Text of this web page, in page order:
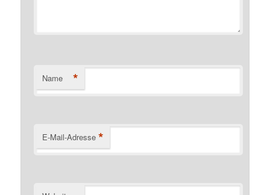
Name *
E-Mail-Adresse *